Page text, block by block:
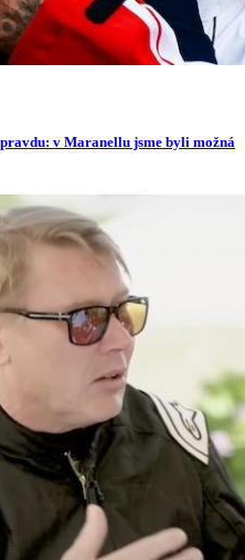
v Maranellu jsme byli možná